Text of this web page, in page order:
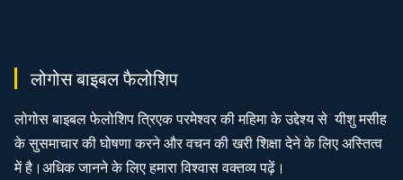
लोगोस बाइबल फैलोशिप
लोगोस बाइबल फेलोशिप त्रिएक परमेश्वर की महिमा के उद्देश्य से यीशु मसीह
के सुसमाचार की घोषणा करने और वचन की खरी शिक्षा देने के लिए अस्तित्व
में है।अधिक जानने के लिए हमारा विश्वास वक्तव्य पढ़ें।